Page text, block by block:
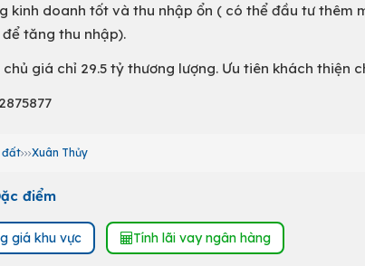
kinh doanh tốt và thu nhập ổn ( có thể đầu tư thêm
tăng thu nhập).
chủ giá chỉ 29.5 tỷ thương lượng. Ưu tiên khách thiện
đất Xuân Thủy
điểm
giá khu vực Tính lãi vay ngân hàng